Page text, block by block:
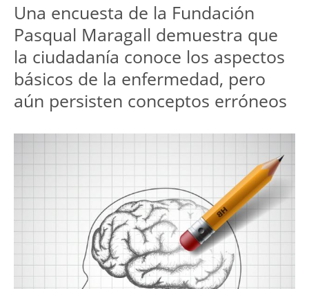
Una encuesta de la Fundación
Pasqual Maragall demuestra que
la ciudadanía conoce los aspectos
básicos de la enfermedad, pero
aún persisten conceptos erróneos